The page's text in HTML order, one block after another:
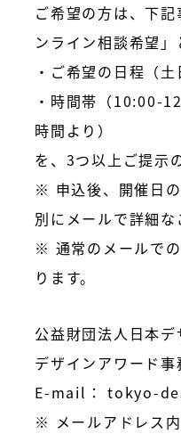
ご希望の方は、下
ンライン相談希望」
・ご希望の日程（土
・時間帯（10:00-
時間より）
を、3つ以上ご提示
※ 申込後、開催日
別にメールで詳細な
※ 通常のメールで
ります。
公益財団法人日本
デザインアワード事
E-mail： tokyo-
※ メールアドレス